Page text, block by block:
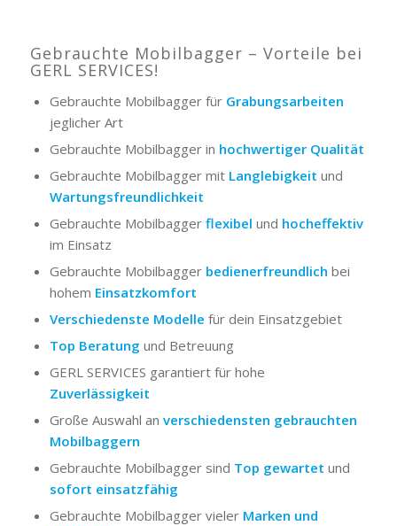
Gebrauchte Mobilbagger – Vorteile bei
GERL SERVICES!
Gebrauchte Mobilbagger für Grabungsarbeiten
jeglicher Art
Gebrauchte Mobilbagger in hochwertiger Qualität
Gebrauchte Mobilbagger mit Langlebigkeit und
Wartungsfreundlichkeit
Gebrauchte Mobilbagger flexibel und hocheffektiv
im Einsatz
Gebrauchte Mobilbagger bedienerfreundlich bei
hohem Einsatzkomfort
Verschiedenste Modelle für dein Einsatzgebiet
Top Beratung und Betreuung
GERL SERVICES garantiert für hohe
Zuverlässigkeit
Große Auswahl an verschiedensten gebrauchten
Mobilbaggern
Gebrauchte Mobilbagger sind Top gewartet und
sofort einsatzfähig
Gebrauchte Mobilbagger vielerMarken und